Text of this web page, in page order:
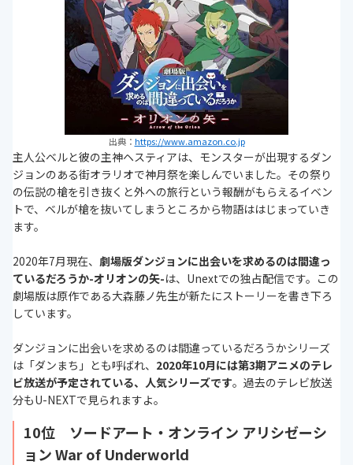
出典： https://www.amazon.co.jp
主人公ベルと彼の主神ヘスティアは、モンスターが出現するダン
ジョンのある街オラリオで神月祭を楽しんでいました。その祭り
の伝説の槍を引き抜くと外への旅行という報酬がもらえるイベン
トで、ベルが槍を抜いてしまうところから物語ははじまっていき
ます。
2020年7月現在、 劇場版ダンジョンに出会いを求めるのは間違っ
ているだろうか-オリオンの矢-は、Unextでの独占配信です。この
劇場版は原作である大森藤ノ先生が新たにストーリーを書き下ろ
しています。
ダンジョンに出会いを求めるのは間違っているだろうかシリーズ
は「ダンまち」とも呼ばれ、 2020年10月には第3期アニメのテレ
ビ放送が予定されている、人気シリーズです。過去のテレビ放送
分もU-NEXTで見られますよ。
10位 ソードアート・オンライン アリシゼーシ
ョン War of Underworld